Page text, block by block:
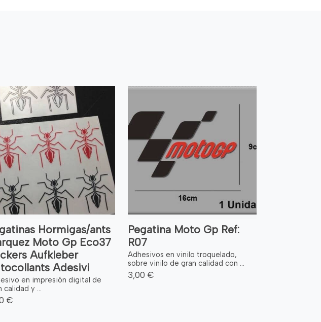
Hormigas/ants
Moto Gp Eco37
Aufkleber
Adesivi
en impresión digital de
calidad y ...
€
Pegatina Moto Gp Ref:
R07
Adhesivos en vinilo troquelado,
sobre vinilo de gran calidad con ...
3,00 €